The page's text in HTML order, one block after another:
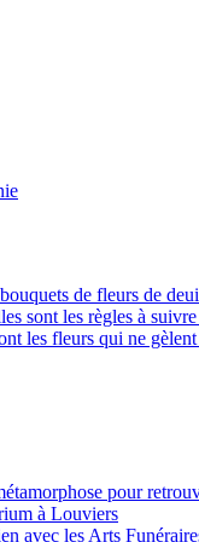
de fleurs de
sont les règles à
les fleurs qui ne gèlent
pour
à Louviers
avec les Arts